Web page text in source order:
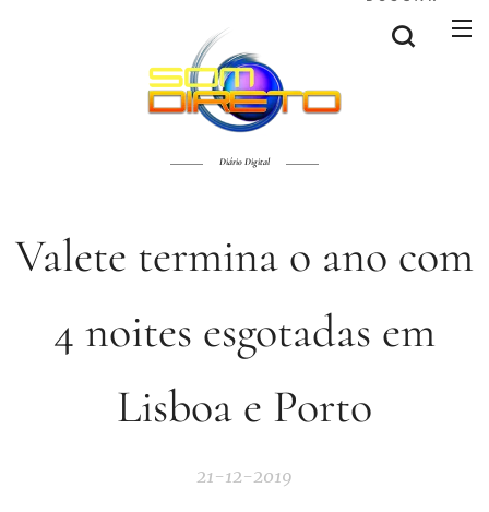
Diário Digital
Valete termina o ano com
4 noites esgotadas em
Lisboa e Porto
21-12-2019